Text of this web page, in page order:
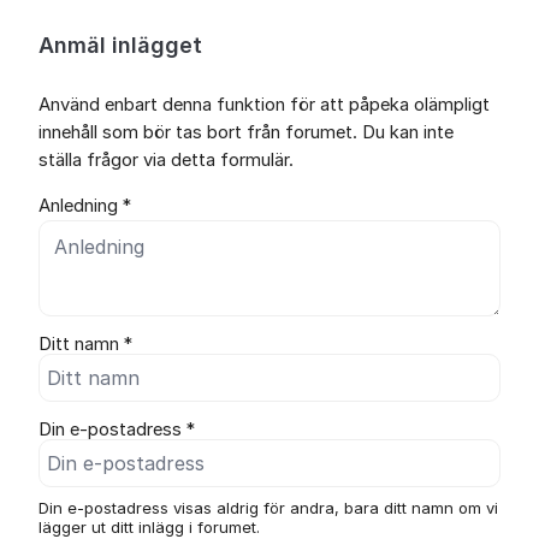
Anmäl inlägget
Använd enbart denna funktion för att påpeka olämpligt
innehåll som bör tas bort från forumet. Du kan inte
ställa frågor via detta formulär.
Anledning *
Ditt namn *
Din e-postadress *
Din e-postadress visas aldrig för andra, bara ditt namn om vi
lägger ut ditt inlägg i forumet.